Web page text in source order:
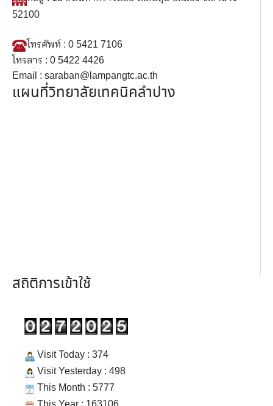
52100
โทรศัพท์ : 0 5421 7106
โทรสาร : 0 5422 4426
Email : saraban@lampangtc.ac.th
แผนที่วิทยาลัยเทคนิคลำปาง
สถิติการเข้าใช้
Visit Today : 374
Visit Yesterday : 498
This Month : 5777